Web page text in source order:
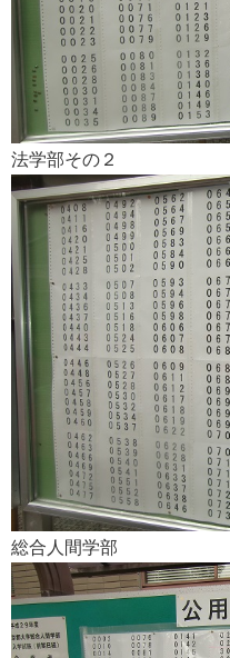
法学部その２
総合人間学部